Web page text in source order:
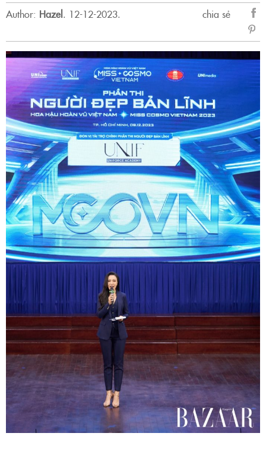
Author: Hazel. 12-12-2023.
chia sẻ
sẻ